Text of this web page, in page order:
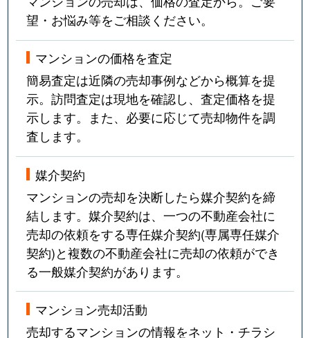
望・お悩み等をご相談ください。
マンションの価格を査定
簡易査定は近隣の売却事例などから概算を提
示。訪問査定は現地を確認し、査定価格を提
示します。また、必要に応じて売却物件を調
査します。
媒介契約
マンションの売却を決断したら媒介契約を締
結します。媒介契約は、一つの不動産会社に
売却の依頼をする専任媒介契約(専属専任媒介
契約)と複数の不動産会社に売却の依頼ができ
る一般媒介契約があります。
マンション売却活動
売却するマンションの情報をネット・チラシ